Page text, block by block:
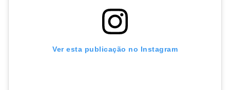
Ver esta publicação no Instagram